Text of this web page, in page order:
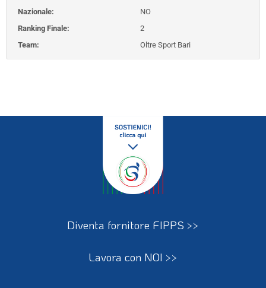
Nazionale:
NO
Ranking Finale:
2
Team:
Oltre Sport Bari
Diventa fornitore FIPPS >>
Lavora con NOI >>